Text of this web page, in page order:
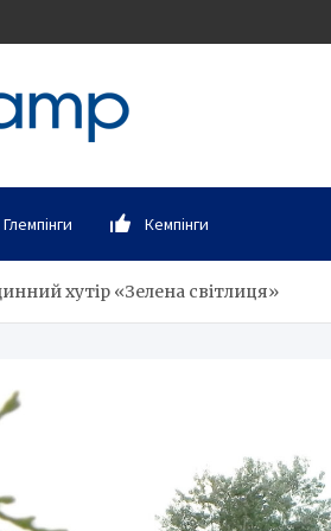
Глемпінги Кемпінги
хутір «Зелена світлиця»